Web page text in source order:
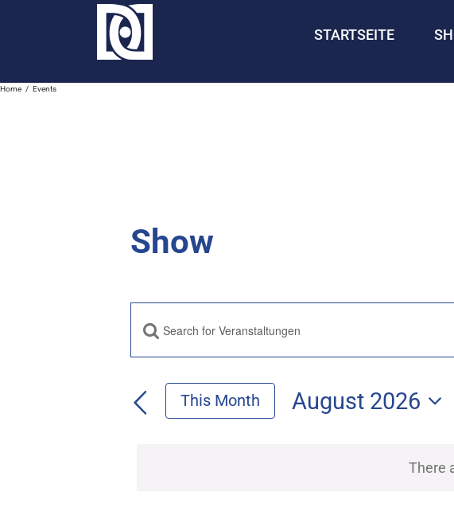
STARTSEITE
Home Events
Show
There
Veranstaltungen
Suche
Ansichten,
Bitte
Suche
nach
This Month
August 2026